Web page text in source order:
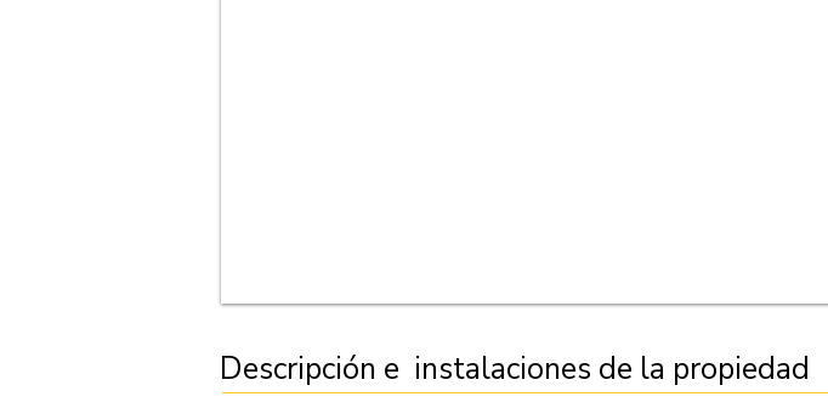
Descripción e instalaciones de la propiedad